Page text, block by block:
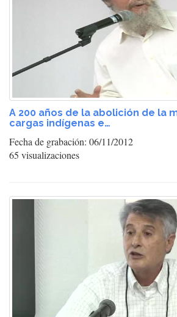
A 200 años de la abolición de la
cargas indígenas e…
Fecha de grabación: 06/11/2012
65 visualizaciones